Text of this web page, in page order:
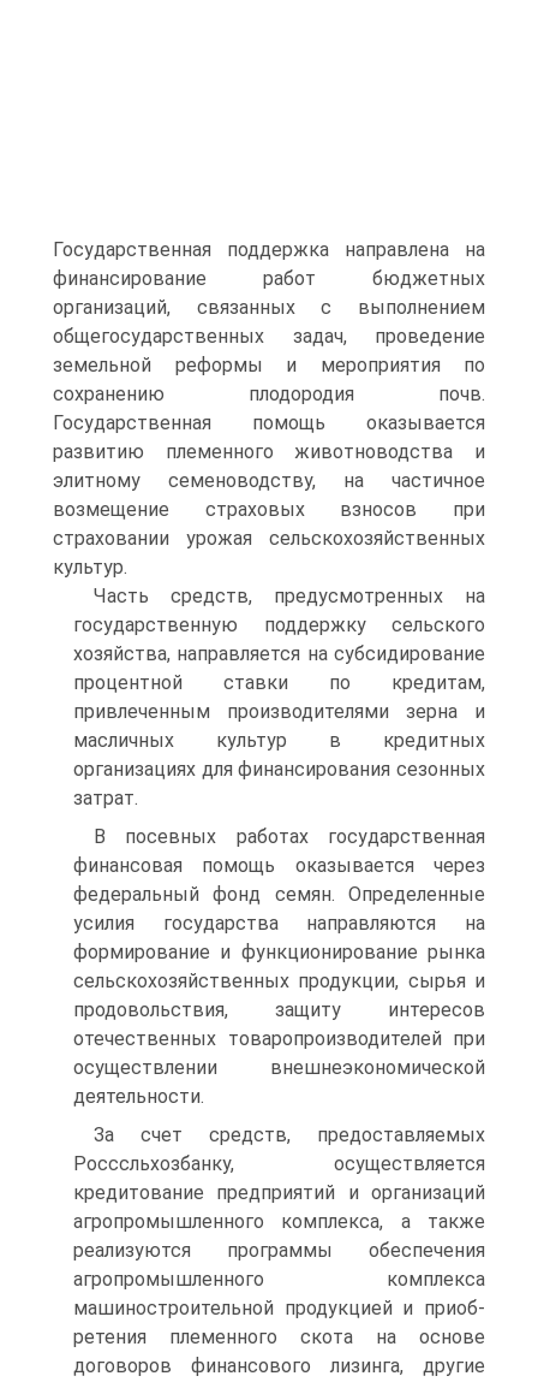
Государственная поддержка на­правлена на
финансирование работ бюджетных
организаций, свя­занных с выполнением
общегосударственных задач, проведение
земельной реформы и мероприятия по
сохранению плодородия почв.
Государственная помощь оказывается
развитию племенного животноводства и
элитному семеноводству, на частичное
возмеще­ние страховых взносов при
страховании урожая сельскохозяйствен­ных
культур.
Часть средств, предусмотренных на
государственную поддержку сельского
хозяйства, направляется на субсидирование
процентной ставки по кредитам,
привлеченным производителями зерна и
мас­личных культур в кредитных
организациях для финансирования сезонных
затрат.
В посевных работах государственная
финансовая помощь ока­зывается через
федеральный фонд семян. Определенные
усилия государства направляются на
формирование и функционирование рынка
сельскохозяйственных продукции, сырья и
продовольствия, защиту интересов
отечественных товаропроизводителей при
осуще­ствлении внешнеэкономической
деятельности.
За счет средств, предоставляемых
Росссльхозбанку, осуществля­ется
кредитование предприятий и организаций
агропромышленного комплекса, а также
реализуются программы обеспечения
агропро­мышленного комплекса
машиностроительной продукцией и приоб­
ретения племенного скота на основе
договоров финансового лизин­га, другие